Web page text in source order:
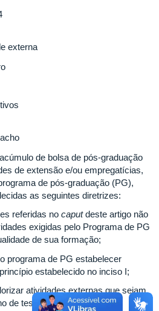
externa
de bolsa de pós-graduação
de extensão e/ou empregatícias,
de pós-graduação (PG),
as seguintes diretrizes:
referidas no caputdeste artigo não
exigidas pelo Programa de PG
de sua formação;
programa de PG estabelecer
estabelecido no inciso I;
atividades externas que sejam
de tese ou dissertação.